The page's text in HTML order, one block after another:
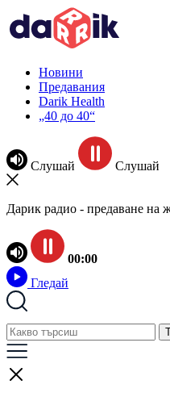
Новини
Предавания
Darik Health
„40 до 40“
Слушай Слушай
Дарик радио - предаване на
00:00
Гледай